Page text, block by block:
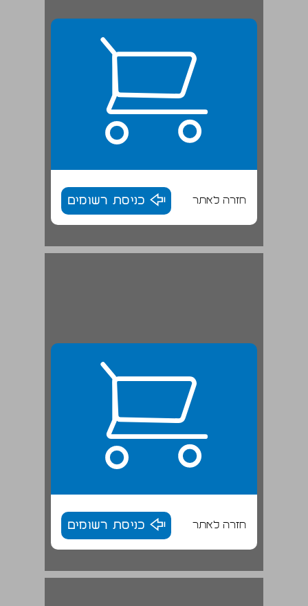
חזרה לאתר כניסת רשומים
חזרה לאתר כניסת רשומים